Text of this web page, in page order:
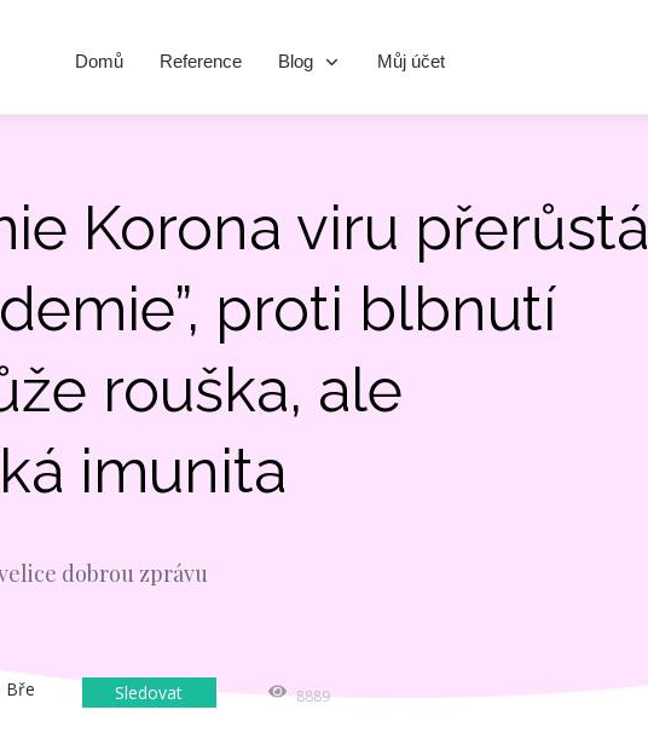
Domů Reference Blog Můj účet
Korona viru přerůstá
proti blbnutí
rouška, ale
imunita
dobrou zprávu
Bře Sledovat 8889